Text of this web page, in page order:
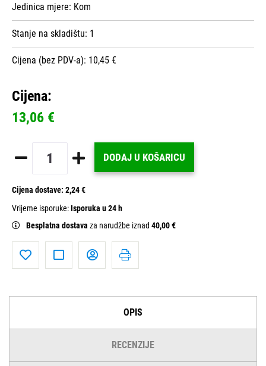
Jedinica mjere: Kom
Stanje na skladištu: 1
Cijena (bez PDV-a): 10,45 €
Cijena:
13,06 €
DODAJ U KOŠARICU
Cijena dostave: 2,24 €
Vrijeme isporuke:Isporuka u 24 h
Besplatna dostava za narudžbe iznad 40,00 €
OPIS
RECENZIJE